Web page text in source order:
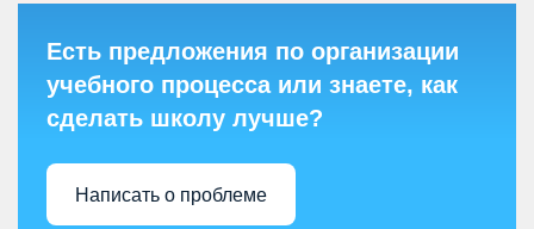
Есть предложения по организации
учебного процесса или знаете, как
сделать школу лучше?
Написать о проблеме